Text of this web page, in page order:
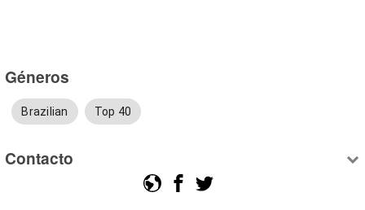
Géneros
Brazilian Top 40
Contacto